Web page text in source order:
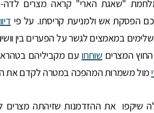
"שאגת הארי" קראה מצרים לדה-
הפסקת אש ולמניעת קריסתו. על פי
במאמצים לגשר על הפערים בין
המצרים שוחחו עם מקביליהם בטהראן
מול משמרות המהפכה במטרה לקדם את
שיקפו את ההזדמנות שזיהתה מצרים